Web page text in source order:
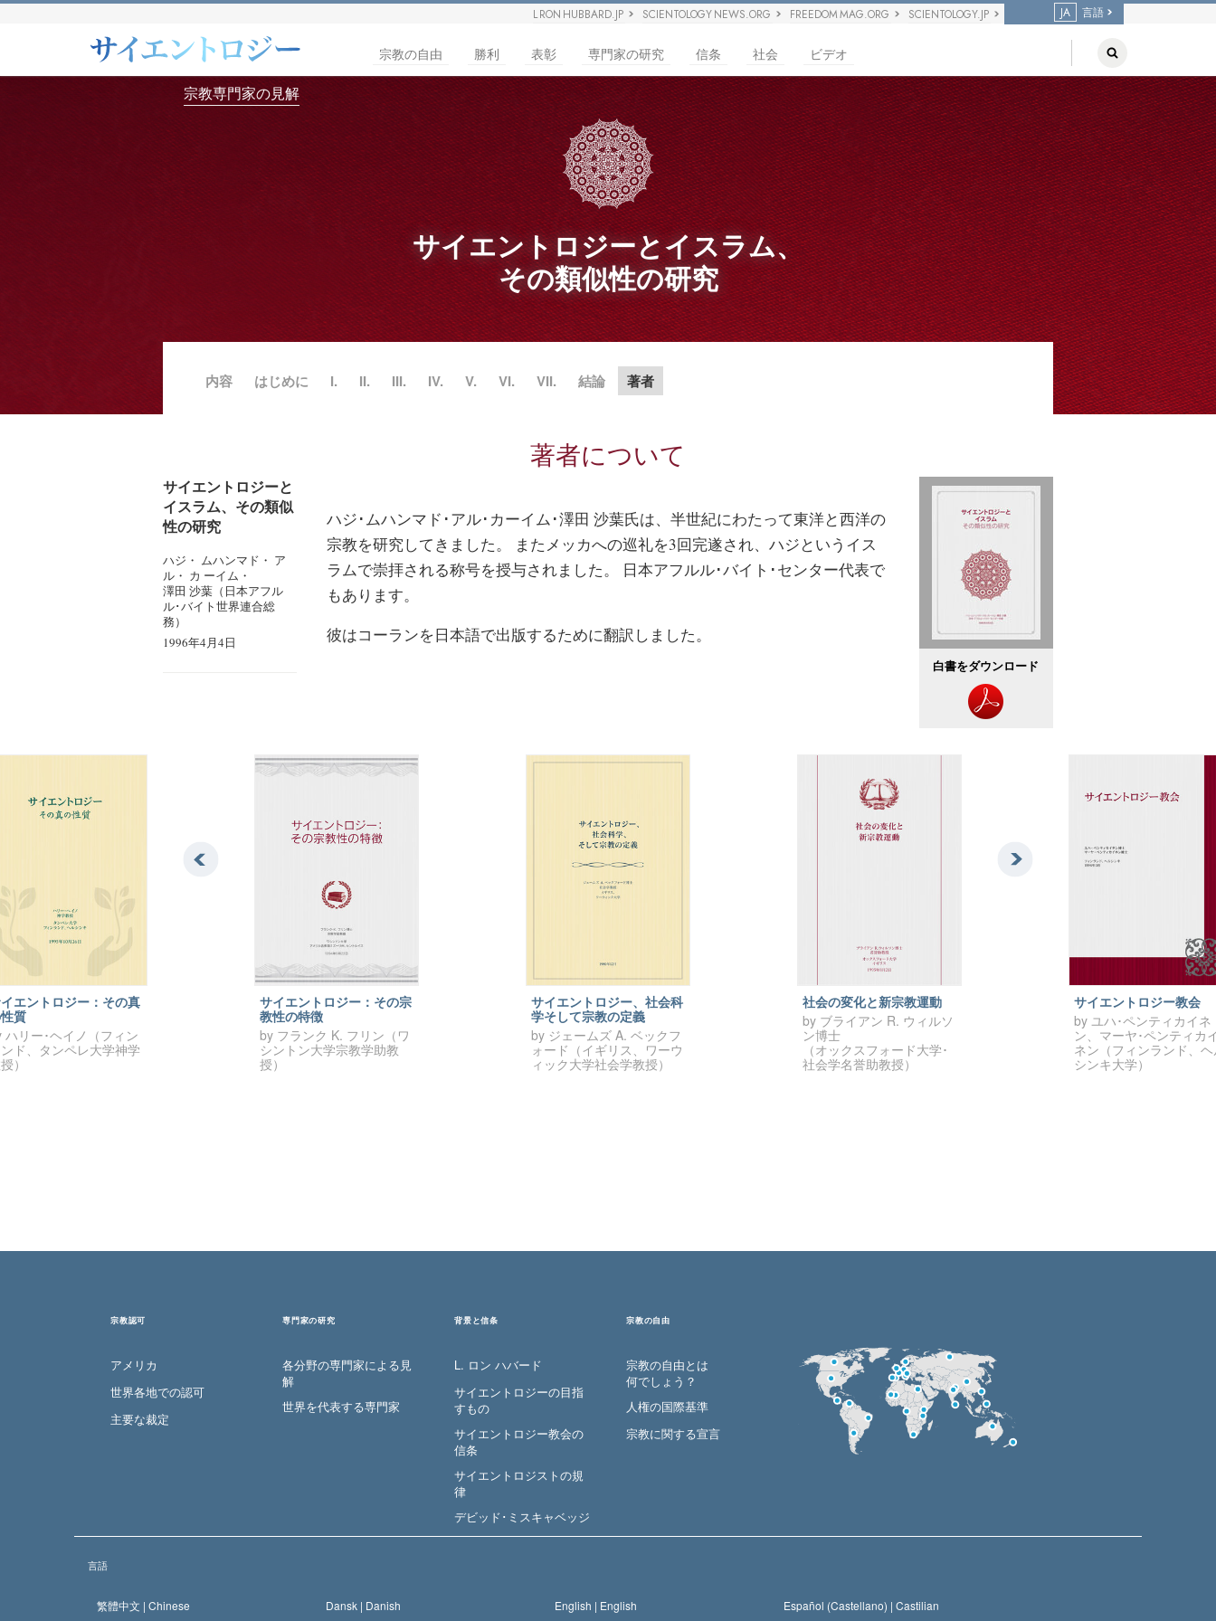
L RON HUBBARD.JP SCIENTOLOGY NEWS.ORG FREEDOM MAG.ORG SCIENTOLOGY.JP JA 言語
宗教の自由 勝利 表彰 専門家の研究 信条 社会 ビデオ
宗教専門家の見解
サイエントロジーとイスラム、
その類似性の研究
内容 はじめに I. II. III. IV. V. VI. VII. 結論 著者
サイエントロジーと
イスラム、その類似
性の研究
ハジ・ ムハンマド・ ア
ル・ カ ーイム・
澤田 沙葉（日本アフル
ル･バイト世界連合総
務）
1996年4月4日
著者について
ハジ･ムハンマド･アル･カーイム･澤田 沙葉氏は、半世紀にわたって東洋と西洋の
宗教を研究してきました。 またメッカへの巡礼を3回完遂され、ハジというイス
ラムで崇拝される称号を授与されました。 日本アフルル･バイト･センター代表で
もあります。
彼はコーランを日本語で出版するために翻訳しました。
エントロジー：その真
質
ハリー･ヘイノ（フィン
ド、タンペレ大学神学
）
サイエントロジー：その宗
教性の特徴
by フランク K. フリン（ワ
シントン大学宗教学助教
授）
サイエントロジー、社会科
学そして宗教の定義
by ジェームズ A. ベックフ
ォード（イギリス、ワーウ
ィック大学社会学教授）
社会の変化と新宗教運動
by ブライアン R. ウィルソ
ン博士
（オックスフォード大学･
社会学名誉助教授）
サイエントロジー教会
by ユハ･ペンティカイネ
ン、マーヤ･ペンティカ
ネン（フィンランド、
シンキ大学）
白書をダウンロード
宗教認可
アメリカ
世界各地での認可
主要な裁定
専門家の研究
各分野の専門家による見
解
世界を代表する専門家
背景と信条
L. ロン ハバード
サイエントロジーの目指
すもの
サイエントロジー教会の
信条
サイエントロジストの規
律
デビッド･ミスキャベッジ
宗教の自由
宗教の自由とは
何でしょう？
人権の国際基準
宗教に関する宣言
言語
繁體中文 | Chinese Dansk | Danish English | English Español (Castellano) | Castilian